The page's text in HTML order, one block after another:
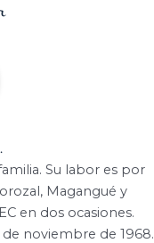
Su labor es por
Magangué y
en dos ocasiones.
noviembre de 1968.